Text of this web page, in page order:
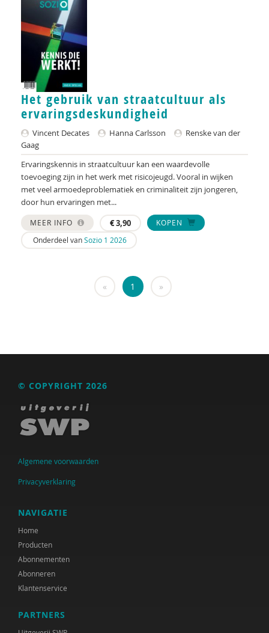
GREVIO
het Regeringscommissariaat seksueel
grensoverschrijdend gedrag en seksueel geweld
huisarts
KNMG
Landelijk Kenniscentrum LVB
LIDIE
Maatschappelijk Impact Team
Mariëlle Bruning
Mentale gezondheidsnetwerken
Movisie
Regioplan
World Health Organization
WRR
Tim 'S Jongers
Jeugdautoriteit (JA)
Het gebruik van straatcultuur als
ervaringsdeskundigheid
Vincent Decates Hanna Carlsson
Renske van der
Gaag
Ervaringskennis in straatcultuur kan een waardevolle
toevoeging zijn in het werk met risicojeugd. Vooral in wijken
met veel armoedeproblematiek en criminaliteit zijn jongeren,
door hun ervaringen met...
MEER INFO €3,90
KOPEN
Onderdeel vanSozio 1 2026
« 1 »
© COPYRIGHT 2026
Algemene voorwaarden
Privacyverklaring
NAVIGATIE
Home
Producten
Abonnementen
Abonneren
Klantenservice
PARTNERS